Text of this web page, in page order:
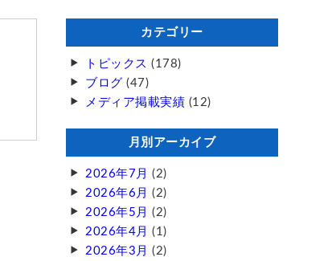
カテゴリー
トピックス (178)
ブログ (47)
メディア掲載実績 (12)
月別アーカイブ
2026年7月 (2)
2026年6月 (2)
2026年5月 (2)
2026年4月 (1)
2026年3月 (2)